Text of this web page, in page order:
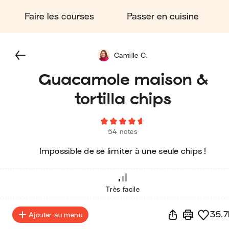
Faire les courses Passer en cuisine
Guacamole maison &
tortilla chips
54 notes
Impossible de se limiter à une seule chips !
Camille C.
Très facile
Ajouter au menu